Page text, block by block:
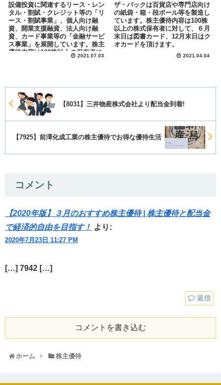
設備投資に関連するリース・レン
タル・割賦・クレジット等の「リ
ース・割賦事業」、個人向け融
資、開業支援融資、法人向け融
資、カード事業等の「金融サービ
ス事業」を展開しています。株主
優待内容は100株以上の保有者に
対して継続保有期間に応じてクオ
2021.07.03
ザ・パックは百貨店や専門店向け
の紙袋・箱・段ボール等を製造し
ています。株主優待内容は100株
以上の株式保有者に対して、６月
末日は図書カード、12月末日はク
オカードを頂けます。
2021.04.04
【8031】三井物産株式会社より配当金到着!
【7925】前澤化成工業の株主優待でお得な優待生活
コメント
【2020年版】３月のおすすめ株主優待 | 株主優待と配当金
で経済的自由を目指す！ より:
2020年7月23日 11:27 PM
[…] 7942 […]
返信
コメントを書き込む
ホーム 株主優待